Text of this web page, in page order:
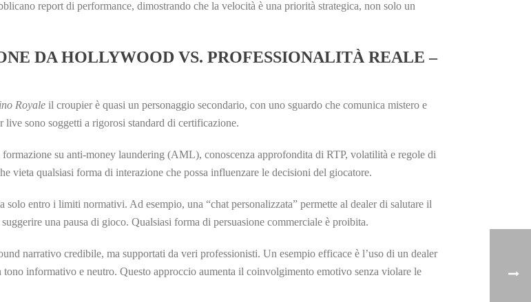
report di performance, dimostrando che la velocità è una priorità strategica, non solo un
DA HOLLYWOOD VS. PROFESSIONALITÀ REALE –
Royale il croupier è quasi un personaggio secondario, con uno sguardo che comunica mistero e
sono soggetti a rigorosi standard di certificazione.
su anti‑money laundering (AML), conoscenza approfondita di RTP, volatilità e regole di
vieta qualsiasi forma di interazione che possa influenzare le decisioni del giocatore.
entro i limiti normativi. Ad esempio, una “chat personalizzata” permette al dealer di salutare il
una pausa di gioco. Qualsiasi forma di persuasione commerciale è proibita.
narrativo credibile, ma supportati da veri professionisti. Un esempio efficace è l’uso di un dealer
tono informativo e neutro. Questo approccio aumenta il coinvolgimento emotivo senza violare le